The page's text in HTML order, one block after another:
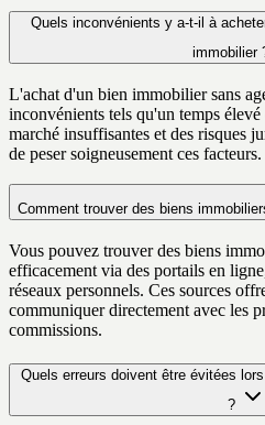
Quels inconvénients y a-t-il à
immobilier
L'achat d'un bien immobilier sans
inconvénients tels qu'un temps élevé
marché insuffisantes et des risques
de peser soigneusement ces facteurs.
Comment trouver des biens
Vous pouvez trouver des biens
efficacement via des portails en
réseaux personnels. Ces sources
communiquer directement avec les
commissions.
Quels erreurs doivent être évitées
?